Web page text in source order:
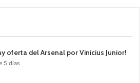
oferta del Arsenal por Vinicius Junior!
5 días